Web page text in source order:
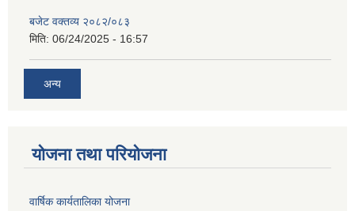
बजेट वक्तव्य २०८२/०८३
मिति: 06/24/2025 - 16:57
अन्य
योजना तथा परियोजना
वार्षिक कार्यतालिका योजना